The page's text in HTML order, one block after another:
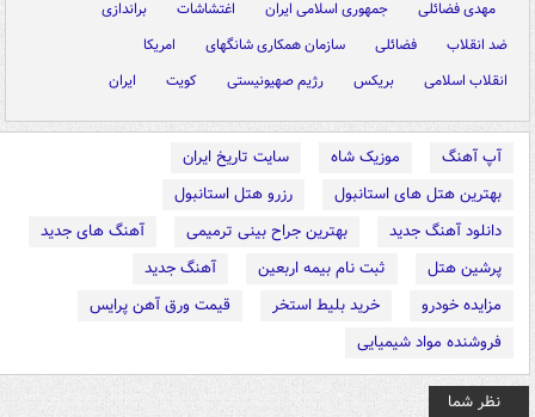
مهدی فضائلی جمهوری اسلامی ایران اغتشاشات
براندازی
ضد انقلاب
فضائلی سازمان همکاری شانگهای
امریکا
انقلاب اسلامی
بریکس رژیم صهیونیستی کویت ایران
آپ آهنگ موزیک شاه
سایت تاریخ ایران
بهترین هتل های استانبول
رزرو هتل استانبول
دانلود آهنگ جدید
بهترین جراح بینی ترمیمی
آهنگ های جدید
پرشین هتل
ثبت نام بیمه اربعین
آهنگ جدید
مزایده خودرو
خرید بلیط استخر
قیمت ورق آهن پرایس
فروشنده مواد شیمیایی
نظر شما